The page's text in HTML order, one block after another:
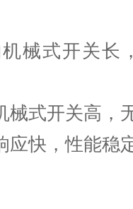
械式开关长
械式开关高，
应快，性能稳